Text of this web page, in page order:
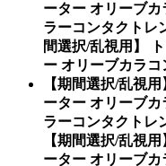
ーター オリーブ
ラーコンタクトレ
間選択/乱視用】
ー オリーブカラコ
【期間選択/乱視
ーター オリーブ
ラーコンタクトレ
【期間選択/乱視
ーター オリーブカ